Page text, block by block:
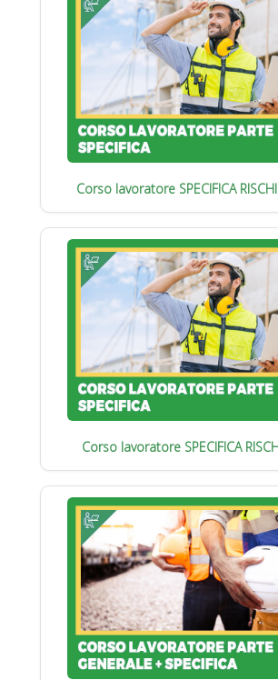
Corso lavoratore SPECIFICA
Corso lavoratore SPECIFICA